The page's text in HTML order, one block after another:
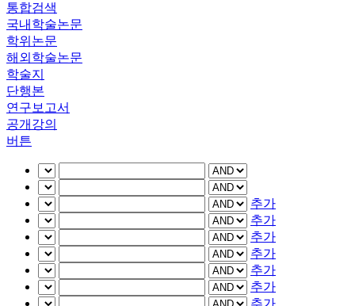
통합검색
국내학술논문
학위논문
해외학술논문
학술지
단행본
연구보고서
공개강의
버튼
추가
추가
추가
추가
추가
추가
추가